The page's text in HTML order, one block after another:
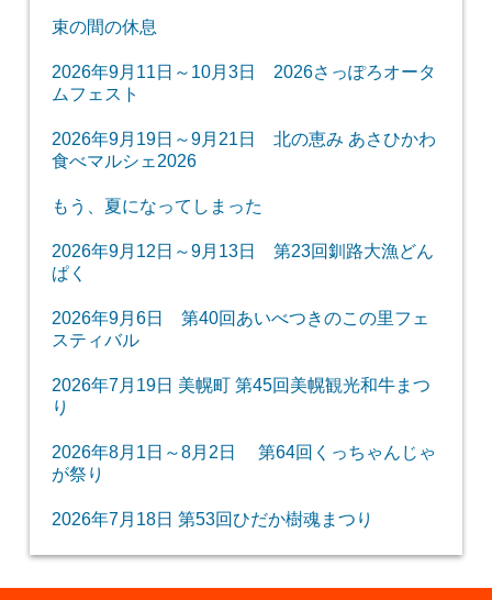
束の間の休息
2026年9月11日～10月3日 2026さっぽろオータ
ムフェスト
2026年9月19日～9月21日 北の恵み あさひかわ
食べマルシェ2026
もう、夏になってしまった
2026年9月12日～9月13日 第23回釧路大漁どん
ぱく
2026年9月6日 第40回あいべつきのこの里フェ
スティバル
2026年7月19日 美幌町 第45回美幌観光和牛まつ
り
2026年8月1日～8月2日 第64回くっちゃんじゃ
が祭り
2026年7月18日 第53回ひだか樹魂まつり